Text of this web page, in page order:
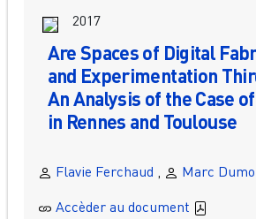
2017
Are Spaces of Digital
and Experimentation
An Analysis of the Case
in Rennes and Toulouse
Flavie Ferchaud ,
Marc
Accèder au document